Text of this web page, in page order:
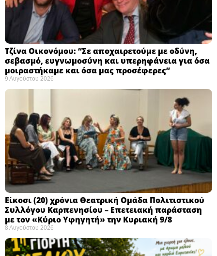
Τζίνα Οικονόμου: “Σε αποχαιρετούμε με οδύνη,
σεβασμό, ευγνωμοσύνη και υπερηφάνεια για όσα
μοιραστήκαμε και όσα μας προσέφερες”
9 Αυγούστου 2026
Eίκοσι (20) χρόνια Θεατρική Ομάδα Πολιτιστικού
Συλλόγου Καρπενησίου – Επετειακή παράσταση
με τον «Κύριο Υφηγητή» την Κυριακή 9/8
8 Αυγούστου 2026